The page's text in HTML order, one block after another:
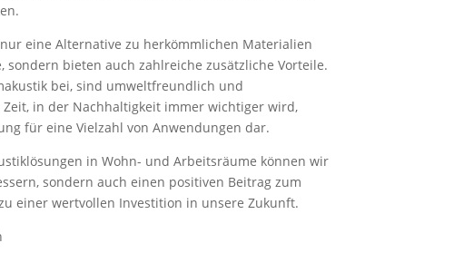
eine Alternative zu herkömmlichen Materialien
bieten auch zahlreiche zusätzliche Vorteile.
bei, sind umweltfreundlich und
in der Nachhaltigkeit immer wichtiger wird,
für eine Vielzahl von Anwendungen dar.
in Wohn- und Arbeitsräume können wir
sondern auch einen positiven Beitrag zum
einer wertvollen Investition in unsere Zukunft.